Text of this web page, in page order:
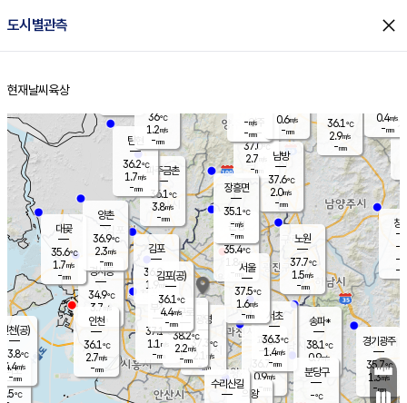
도시별관측 close
홈
현재날씨 육상
의도
℃
양주
37.0℃
2.7
-mm
과천
36.7℃
0.9m/s
- mm
경기광주
35.7℃
1.3m/s
-mm
경서동
34.9℃
3.7 m/s
-mm
파주금촌
36.1℃
3.8m/s
-mm
36.1℃
2.9m/s
-mm
대곶
35.6℃
1.7m/s
-mm
창
-
-m/
-
탄현
36.2℃
1.7m/s
-mm
0.4m/s
-mm
의왕
김포
36.0℃
1.9 m/s
mm
광명
37.3 ℃
2.1 m/s
-mm
부천
37.1℃
1.1 m/s
-mm
양촌
36.9℃
2.3m/s
-mm
구로
38.2℃
2.2m/s
-mm
은평
35.4℃
1.8 m/s
- mm
노원
37.7℃
1.5m/s
-mm
송파*
38.1℃
0.9m/s
-mm
서초
36.3℃
1.4m/s
-mm
남방
37.6℃
2.0m/s
-mm
수리산길
분당구
-℃
장흥면
35.1℃
-m/s
-mm
-m/s
-mm
인천(공)
33.8℃
4.4m/s
-mm
김포(공)
36.1℃
4.4m/s
-mm
인천
36.1℃
2.7m/s
-mm
서울
37.5℃
1.6m/s
-mm
36℃
1.2m/s
-mm
0.6m/s
-mm